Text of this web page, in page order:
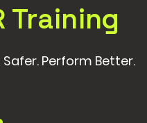
Training
Perform Better.